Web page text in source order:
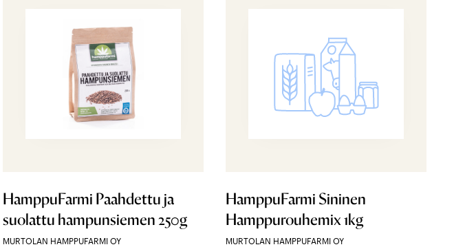
HamppuFarmi Paahdettu ja
suolattu hampunsiemen 250g
MURTOLAN HAMPPUFARMI OY
HamppuFarmi Sininen
Hamppurouhemix 1kg
MURTOLAN HAMPPUFARMI OY